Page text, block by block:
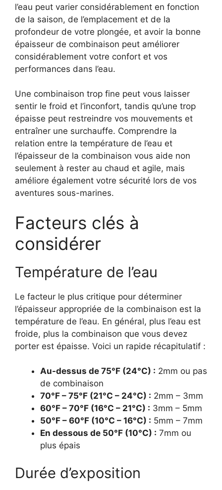
l’eau peut varier considérablement en fonction
de la saison, de l’emplacement et de la
profondeur de votre plongée, et avoir la bonne
épaisseur de combinaison peut améliorer
considérablement votre confort et vos
performances dans l’eau.
Une combinaison trop fine peut vous laisser
sentir le froid et l’inconfort, tandis qu’une trop
épaisse peut restreindre vos mouvements et
entraîner une surchauffe. Comprendre la
relation entre la température de l’eau et
l’épaisseur de la combinaison vous aide non
seulement à rester au chaud et agile, mais
améliore également votre sécurité lors de vos
aventures sous-marines.
Facteurs clés à
considérer
Température de l’eau
Le facteur le plus critique pour déterminer
l’épaisseur appropriée de la combinaison est la
température de l’eau. En général, plus l’eau est
froide, plus la combinaison que vous devez
porter est épaisse. Voici un rapide récapitulatif :
Au-dessus de 75°F (24°C) : 2mm ou pas
de combinaison
70°F – 75°F (21°C – 24°C) : 2mm – 3mm
60°F – 70°F (16°C – 21°C) : 3mm – 5mm
50°F – 60°F (10°C – 16°C) : 5mm – 7mm
En dessous de 50°F (10°C) : 7mm ou
plus épais
Durée d’exposition